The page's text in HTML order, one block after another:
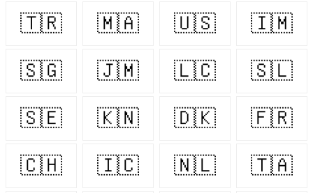
🇹🇷 🇲🇦 🇺🇸 🇮🇲
🇸🇬 🇯🇲 🇱🇨 🇸🇱
🇸🇪 🇰🇳 🇩🇰 🇫🇷
🇨🇭 🇮🇨 🇳🇱 🇹🇦